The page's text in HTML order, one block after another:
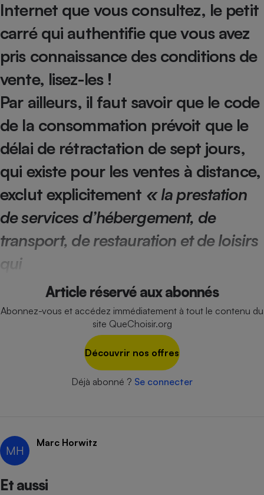
Internet que vous consultez, le petit
carré qui authentifie que vous avez
pris connaissance des conditions de
vente, lisez-les !
Par ailleurs, il faut savoir que le code
de la consom­mation prévoit que le
délai de rétractation de sept jours,
qui existe pour les ventes à distance,
exclut explicitement « la prestation
de services d’hébergement, de
transport, de restauration et de loisirs
qui
Article réservé aux abonnés
Abonnez-vous et accédez immédiatement à tout le contenu du
site QueChoisir.org
Découvrir nos offres
Déjà abonné ? Se connecter
MH
Marc Horwitz
Et aussi
Plaque de cuisson à
induction
Climatiseur -
Ventilateur
Cafetière à expressos
Téléphone mobile -
Smartphone
Antivirus
Climatiseur -
Ventilateur